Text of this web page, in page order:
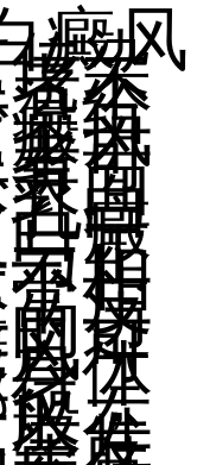
风
染
不
给
风
可
面
白
癜
正
相
皮
边
可
体
，
在
发